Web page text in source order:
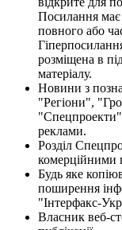
Посилання має
повного або
розміщена в
матеріалу.
Новини з
"Регіони",
реклами.
Розділ
комерційними
Будь яке
поширення
"Інтерфакс-
Власник веб-